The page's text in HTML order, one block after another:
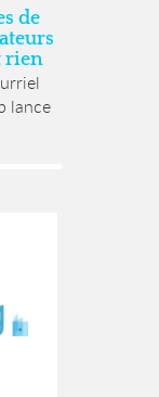
de
rien
lance